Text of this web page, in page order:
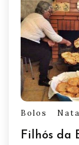
Bolos
Filhós da